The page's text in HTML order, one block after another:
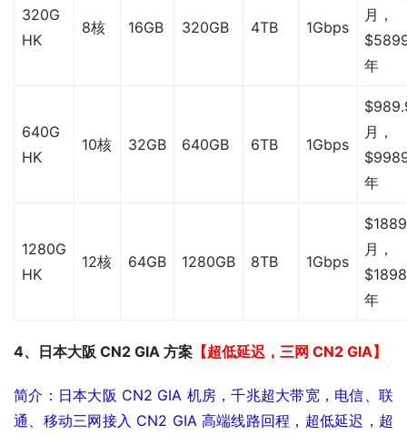
320G
HK
8核 16GB 320GB 4TB 1Gbps
月，
年
640G
HK
10核 32GB 640GB 6TB 1Gbps
月，
年
1280G
HK
12核 64GB 1280GB 8TB 1Gbps
月，
年
4、日本大阪 CN2 GIA 方案 【超低延迟，三网 CN2 GIA】
简介：日本大阪 CN2 GIA 机房，千兆超大带宽，电信、联
通、移动三网接入 CN2 GIA 高端线路回程，超低延迟，超